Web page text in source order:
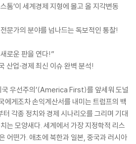
톰’이 세계경제 지형에 몰고 올 지각변동
문가의 분야를 넘나드는 독보적인 통찰!
로운 판을 연다!”
산업·경제 최신 이슈 완벽 분석!
국 우선주의’(America First)를 앞세워 도널
에게조차 손익계산서를 내미는 트럼프의 백
각종 정치와 경제 시나리오를 그리며 기대
는 모양새다. 세계에서 가장 지정학적 리스
어떤가. 애초에 북한과 일본, 중국과 러시아